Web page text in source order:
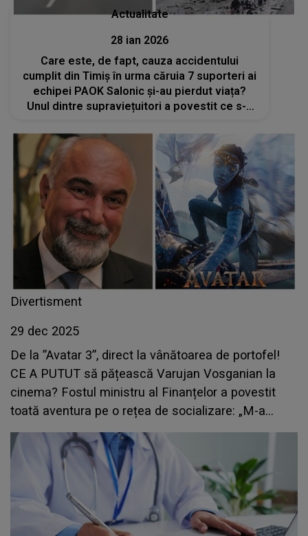
Actualitate
28 ian 2026
Care este, de fapt, cauza accidentului
cumplit din Timiș în urma căruia 7 suporteri ai
echipei PAOK Salonic și-au pierdut viața?
Unul dintre supraviețuitori a povestit ce s-a
Divertisment
29 dec 2025
De la ”Avatar 3”, direct la vânătoarea de portofel!
CE A PUTUT să pățească Varujan Vosganian la
cinema? Fostul ministru al Finanțelor a povestit
toată aventura pe o rețea de socializare: „M-a
ajutat și pisica Pusi”